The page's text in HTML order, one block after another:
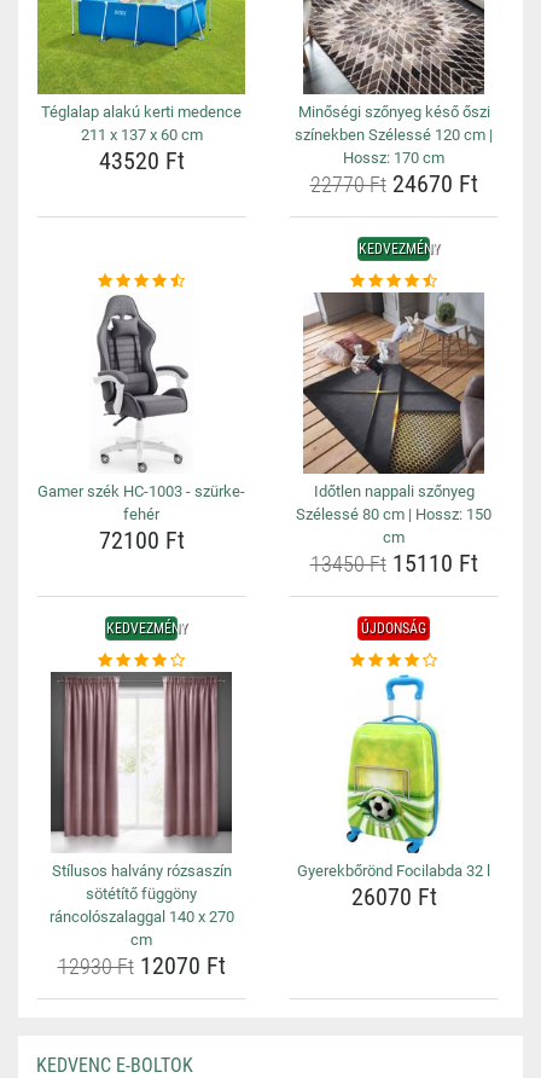
Téglalap alakú kerti medence
211 x 137 x 60 cm
43520 Ft
Minőségi szőnyeg késő őszi
színekben Szélessé 120 cm |
Hossz: 170 cm
22770 Ft24670 Ft
Gamer szék HC-1003 - szürke-
fehér
72100 Ft
KEDVEZMÉNY
Időtlen nappali szőnyeg
Szélessé 80 cm | Hossz: 150
cm
13450 Ft15110 Ft
KEDVEZMÉNY
Stílusos halvány rózsaszín
sötétítő függöny
ráncolószalaggal 140 x 270
cm
12930 Ft12070 Ft
ÚJDONSÁG
Gyerekbőrönd Focilabda 32 l
26070 Ft
KEDVENC E-BOLTOK